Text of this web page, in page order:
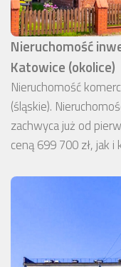
Nieruchomość
Katowice (okolice)
Nieruchomość
(śląskie).
zachwyca już od
ceną 699 700 zł, jak